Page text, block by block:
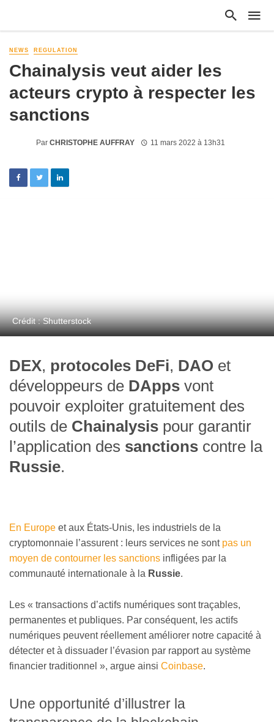
NEWS REGULATION
Chainalysis veut aider les
acteurs crypto à respecter les
sanctions
Par CHRISTOPHE AUFFRAY 11 mars 2022 à 13h31
Crédit : Shutterstock
DEX, protocoles DeFi, DAO et
développeurs de DApps vont
pouvoir exploiter gratuitement des
outils de Chainalysis pour garantir
l’application des sanctions contre la
Russie.
En Europe et aux États-Unis, les industriels de la
cryptomonnaie l’assurent : leurs services ne sont pas un
moyen de contourner les sanctions infligées par la
communauté internationale à la Russie.
Les « transactions d’actifs numériques sont traçables,
permanentes et publiques. Par conséquent, les actifs
numériques peuvent réellement améliorer notre capacité à
détecter et à dissuader l’évasion par rapport au système
financier traditionnel », argue ainsi Coinbase.
Une opportunité d’illustrer la